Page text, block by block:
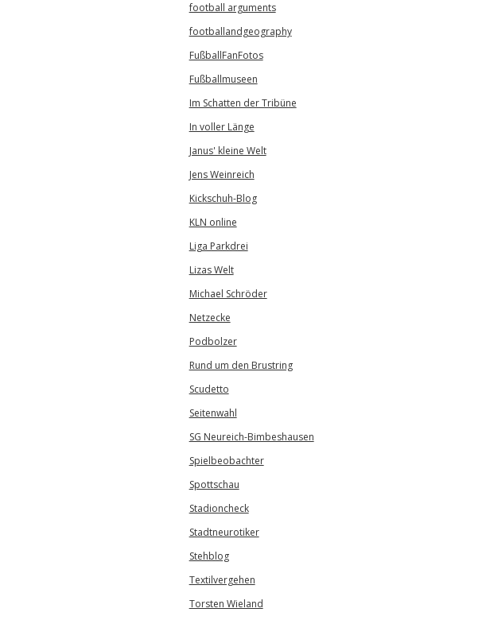
football arguments
footballandgeography
FußballFanFotos
Fußballmuseen
Im Schatten der Tribüne
In voller Länge
Janus' kleine Welt
Jens Weinreich
Kickschuh-Blog
KLN online
Liga Parkdrei
Lizas Welt
Michael Schröder
Netzecke
Podbolzer
Rund um den Brustring
Scudetto
Seitenwahl
SG Neureich-Bimbeshausen
Spielbeobachter
Spottschau
Stadioncheck
Stadtneurotiker
Stehblog
Textilvergehen
Torsten Wieland